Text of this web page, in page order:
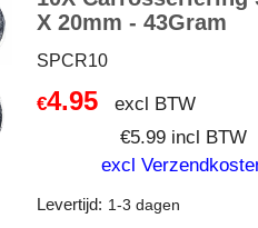
X 20mm - 43Gram
SPCR10
€4.95
excl BTW
€5.99 incl BTW
excl
Levertijd: 1-3 dagen